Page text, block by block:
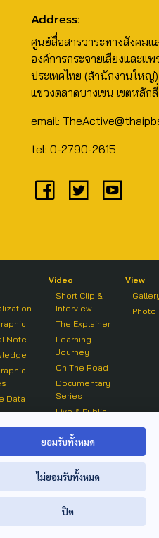
Address:
ศูนย์สื่อสารวาระทางสังคม
องค์การกระจายเสียงและแ
ประเทศไทย (สำนักงานให
แขวงตลาดบางเขน เขตหลัก
email:
tel: 0-2790-2615
Note
Data
Video
Short Clip &
Interview
The Explainer
Learning
Journey
On The Road
Documentary
Series
Live & Public
On air Clip
View
Photo
ยอมรับทั้งหมด
ไม่ยอมรับทั้งหมด
ปิด